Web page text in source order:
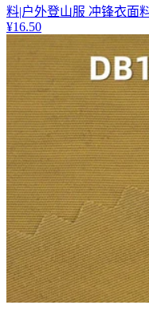
料|户外登山服 冲锋衣面
¥16.50